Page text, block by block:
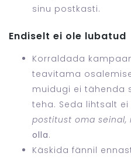
sinu postkasti.
Endiselt ei ole lubatud
Korraldada
teavitama
muidugi ei tähenda
teha. Seda lihtsalt
postitust oma seinal,
olla.
Käskida fännil